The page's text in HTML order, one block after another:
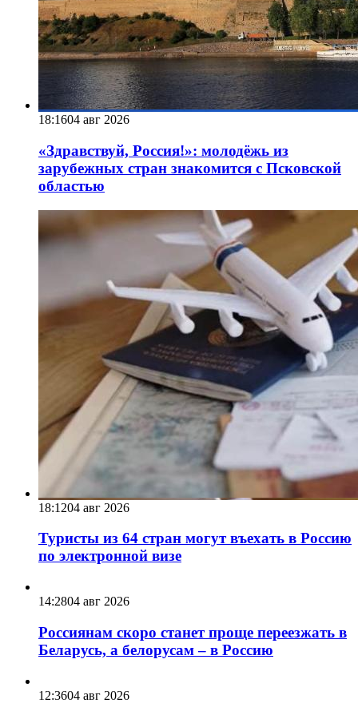
18:1604 авг 2026
«Здравствуй, Россия!»: молодёжь из
зарубежных стран знакомится с Псковской
областью
18:1204 авг 2026
Туристы из 64 стран могут въехать в Россию
по электронной визе
14:2804 авг 2026
Россиянам скоро станет проще переезжать в
Беларусь, а белорусам – в Россию
12:3604 авг 2026